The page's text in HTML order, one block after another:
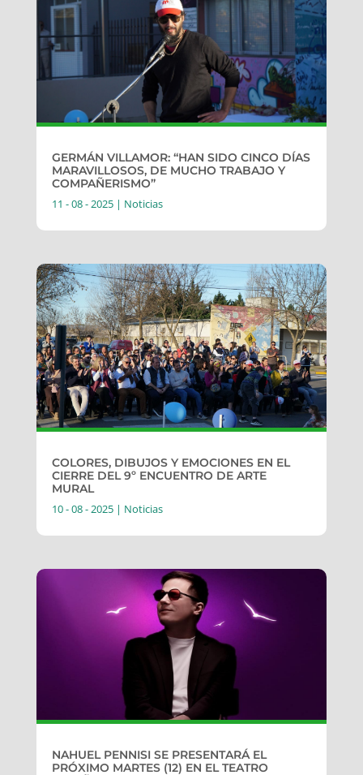
GERMÁN VILLAMOR: “HAN SIDO CINCO DÍAS
MARAVILLOSOS, DE MUCHO TRABAJO Y
COMPAÑERISMO”
11 - 08 - 2025| Noticias
COLORES, DIBUJOS Y EMOCIONES EN EL
CIERRE DEL 9º ENCUENTRO DE ARTE
MURAL
10 - 08 - 2025| Noticias
NAHUEL PENNISI SE PRESENTARÁ EL
PRÓXIMO MARTES (12) EN EL TEATRO